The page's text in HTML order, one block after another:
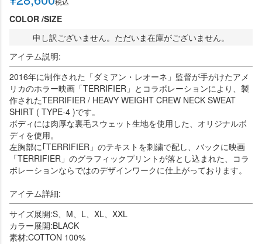
COLOR SIZE
申し訳ございません。ただいま在庫がございません。
アイテム説明:
2016年に制作された「ダミアン・レオーネ」監督が手がけたアメ
リカのホラー映画「TERRIFIER」とコラボレーションにより、製
作されたTERRIFIER / HEAVY WEIGHT CREW NECK SWEAT
SHIRT ( TYPE-4 )です。
ボディには肉厚な裏毛スウェット生地を使用した、オリジナルボ
ディを使用。
左胸部に｢TERRIFIER」のテキストを刺繍で配し、バックに映画
「TERRIFIER」のグラフィックプリントが落とし込まれた、コラ
ボレーションならではのデザインワークに仕上がっております。
アイテム詳細:
サイズ展開:S、M、L、XL、XXL
カラー展開:BLACK
素材:COTTON 100%